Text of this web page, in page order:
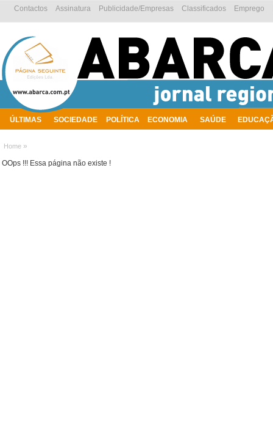
ÚLTIMAS SOCIEDADE POLÍTICA ECONOMIA SAÚDE
Emprego
Classificados
Publicidade/Empresas
Assinatura
Contactos
Home »
OOps !!! Essa página não existe !